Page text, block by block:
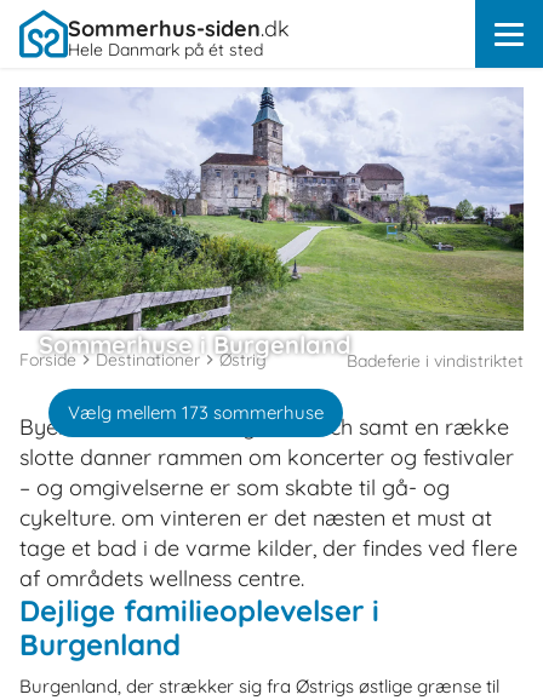
Sommerhus-siden.dk
Hele Danmark på ét sted
Sommerhuse i Burgenland
Vælg mellem 173 sommerhuse
Forside Destinationer Østrig Badeferie i vindistriktet
Byer som Eisenstadt og Mörbisch samt en række
slotte danner rammen om koncerter og festivaler
– og omgivelserne er som skabte til gå- og
cykelture. om vinteren er det næsten et must at
tage et bad i de varme kilder, der findes ved flere
af områdets wellness centre.
Dejlige familieoplevelser i
Burgenland
Burgenland, der strækker sig fra Østrigs østlige grænse til